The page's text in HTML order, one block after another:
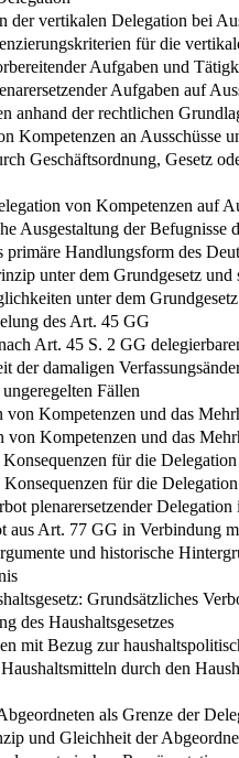
der vertikalen Delegation bei
für die
Aufgaben und
Aufgaben auf
anhand der rechtlichen
Kompetenzen an Ausschüsse
Geschäftsordnung, Gesetz
von Kompetenzen auf
Ausgestaltung der
primäre Handlungsform des
unter dem Grundgesetz und
unter dem Grundgesetz
des Art. 45 GG
Art. 45 S. 2 GG
der damaligen
Fällen
von Kompetenzen und das
von Kompetenzen und das
für die
für die
plenarersetzender
aus Art. 77 GG in Verbindung
und historische
Grundsätzliches
des Haushaltsgesetzes
mit Bezug zur
durch den
als Grenze der
und Gleichheit der